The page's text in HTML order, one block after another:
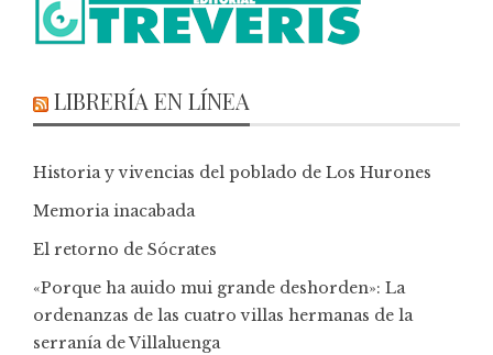
LIBRERÍA EN LÍNEA
Historia y vivencias del poblado de Los Hurones
Memoria inacabada
El retorno de Sócrates
«Porque ha auido mui grande deshorden»: La
ordenanzas de las cuatro villas hermanas de la
serranía de Villaluenga